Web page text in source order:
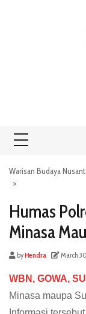
Warisan Budaya
»
Humas
Minasa
byHendra March
WBN, GOWA,
Minasa maupa